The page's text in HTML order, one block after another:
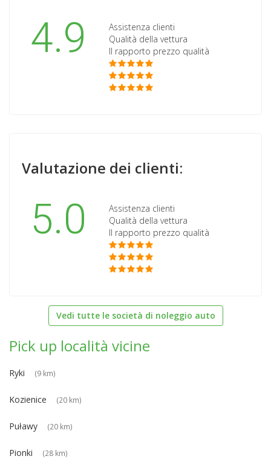
4.9
Assistenza clienti
Qualità della vettura
Il rapporto prezzo qualità
Valutazione dei clienti:
5.0
Assistenza clienti
Qualità della vettura
Il rapporto prezzo qualità
Vedi tutte le società di noleggio auto
Pick up località vicine
Ryki (9 km)
Kozienice (20 km)
Puławy (20 km)
Pionki (28 km)